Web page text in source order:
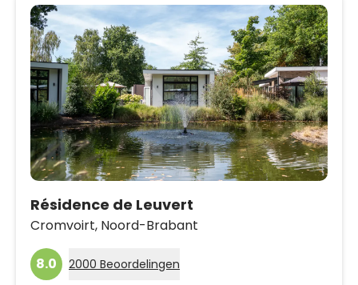
Résidence de Leuvert
Cromvoirt, Noord-Brabant
8.0 2000 Beoordelingen